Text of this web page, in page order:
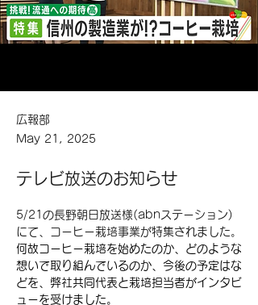
広報部
May 21, 2025
テレビ放送のお知らせ
5/21の長野朝日放送様(abnステーション)
にて、コーヒー栽培事業が特集されました。
何故コーヒー栽培を始めたのか、どのような
想いで取り組んでいるのか、今後の予定はな
どを、弊社共同代表と栽培担当者がインタビ
ューを受けました。